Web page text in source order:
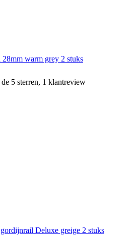
warm grey 2 stuks
5 sterren, 1 klantreview
Deluxe greige 2 stuks